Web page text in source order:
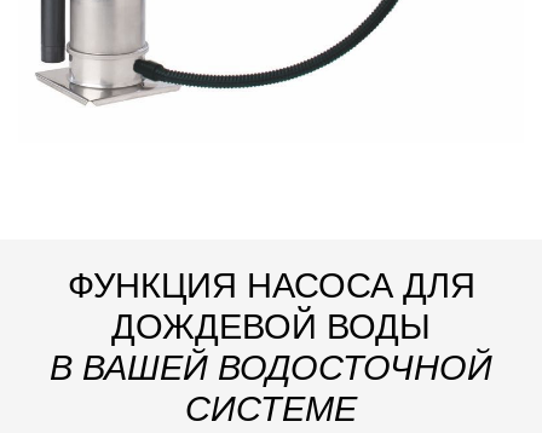
ФУНКЦИЯ НАСОСА ДЛЯ
ДОЖДЕВОЙ ВОДЫ
В ВАШЕЙ ВОДОСТОЧНОЙ
СИСТЕМЕ